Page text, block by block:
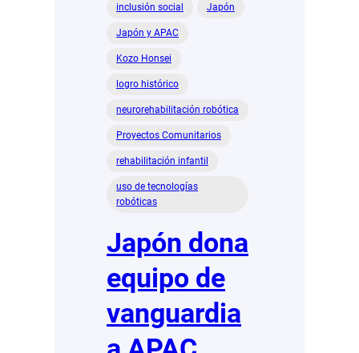
inclusión social Japón
Japón y APAC
Kozo Honsei
logro histórico
neurorehabilitación robótica
Proyectos Comunitarios
rehabilitación infantil
uso de tecnologías
robóticas
Japón dona
equipo de
vanguardia